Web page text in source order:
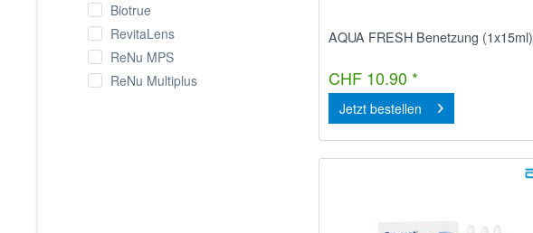
Biotrue
RevitaLens
ReNu MPS
ReNu Multiplus
AQUA FRESH Benetzung (1x15ml)
CHF 10.90 *
Jetzt bestellen